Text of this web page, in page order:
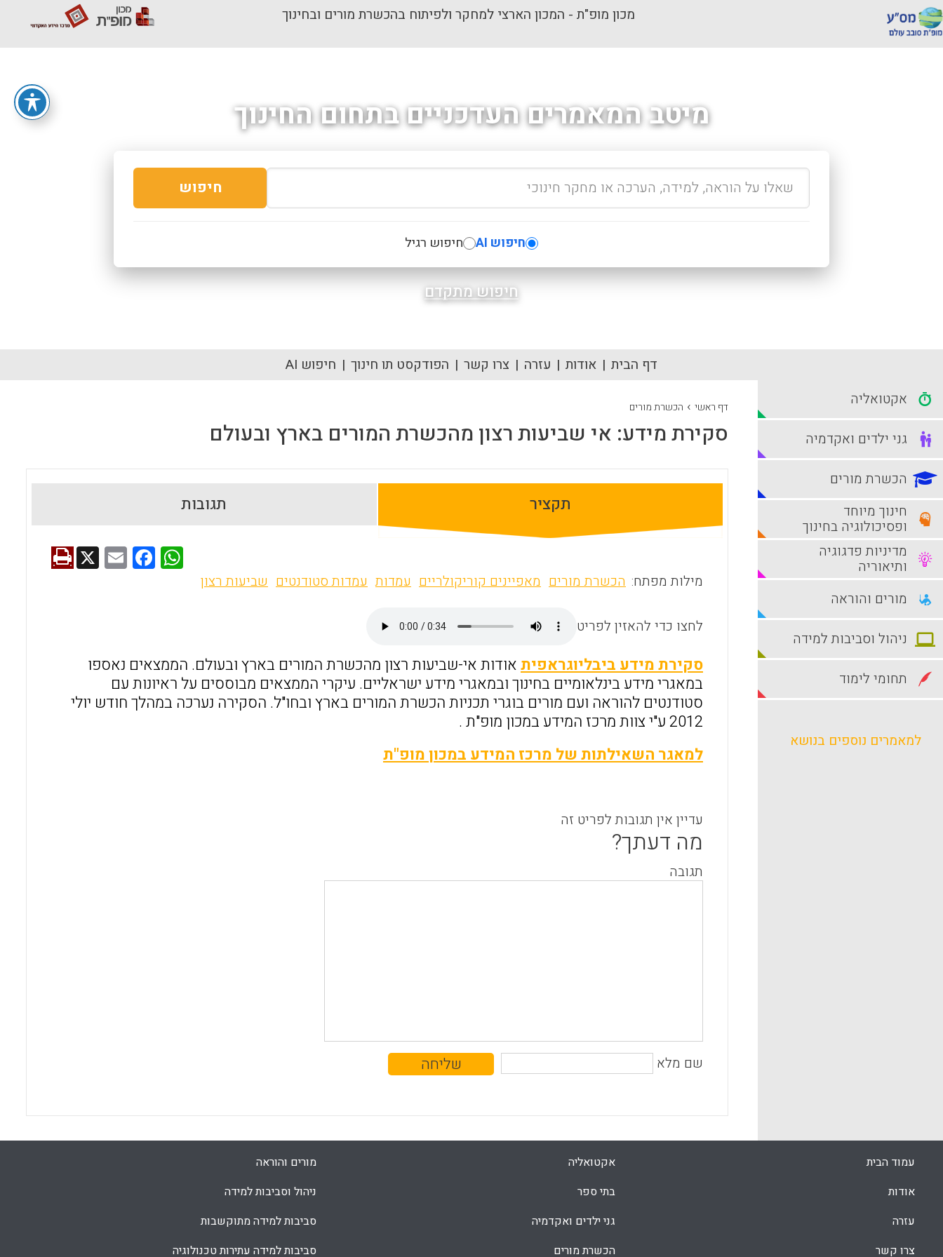
מכון מופ"ת - המכון הארצי למחקר ולפיתוח בהכשרת מורים ובחינוך
מיטב המאמרים העדכניים בתחום החינוך
חיפוש
חיפוש AI חיפוש רגיל
חיפוש מתקדם
דף הבית אודות עזרה צרו קשר הפודקסט תו חינוך חיפוש AI
דף ראשי › הכשרת מורים
סקירת מידע: אי שביעות רצון מהכשרת המורים בארץ ובעולם
תקציר תגובות
W
h
p
p
F
a
o
k
E
m
X
מילות מפתח: הכשרת מורים מאפיינים קוריקולריים עמדות עמדות סטודנטים שביעות רצון
לחצו כדי להאזין לפריט
סקירת מידע ביבליוגראפיתאודות אי-שביעות רצון מהכשרת המורים בארץ ובעולם. הממצאים נאספו
במאגרי מידע בינלאומיים בחינוך ובמאגרי מידע ישראליים. עיקרי הממצאים מבוססים על ראיונות עם
סטודנטים להוראה ועם מורים בוגרי תכניות הכשרת המורים בארץ ובחו"ל. הסקירה נערכה במהלך חודש יולי
2012 ע"י צוות מרכז המידע במכון מופ"ת .
למאגר השאילתות של מרכז המידע במכון מופ"ת
עדיין אין תגובות לפריט זה
מה דעתך?
תגובה
שם מלא
אקטואליה
גני ילדים ואקדמיה
הכשרת מורים
חינוך מיוחד
ופסיכולוגיה בחינוך
מדיניות פדגוגיה
ותיאוריה
מורים והוראה
ניהול וסביבות למידה
תחומי לימוד
למאמרים נוספים בנושא
עמוד הבית
אודות
עזרה
צרו קשר
אקטואליה
בתי ספר
גני ילדים ואקדמיה
הכשרת מורים
מורים והוראה
ניהול וסביבות למידה
סביבות למידה מתוקשבות
סביבות למידה עתירות טכנולוגיה